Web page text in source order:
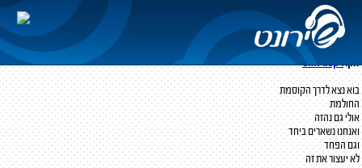
מרווה ורוזמרין
אטרף
ראובן סלמון
לחן:ויקטור אזוס
בוא נצא לדרך הקוסמת
החולמת
אולי גם נהזה
ואנחנו נשארים ביחד
וגם הפחד
לא יעצור את זה